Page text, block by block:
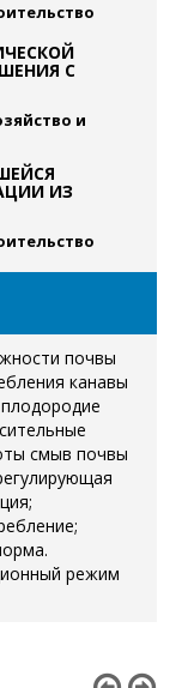
С
и
ИЗ
почвы
канавы
плодородие
смыв почвы
режим